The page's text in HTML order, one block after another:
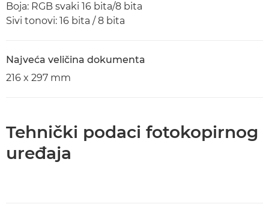
Boja: RGB svaki 16 bita/8 bita
Sivi tonovi: 16 bita / 8 bita
Najveća veličina dokumenta
216 x 297 mm
Tehnički podaci fotokopirnog
uređaja